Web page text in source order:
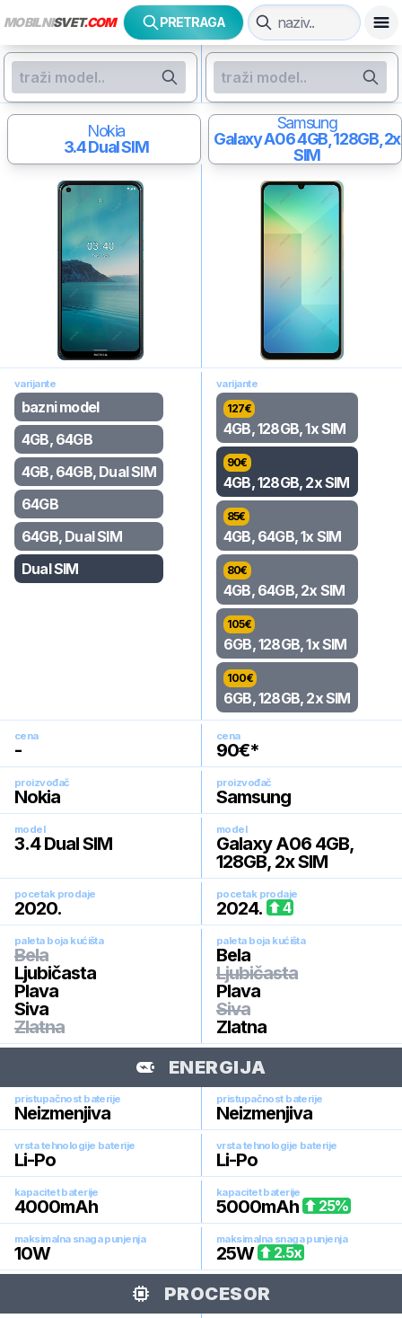
MOBILNISVET.COM PRETRAGA
Nokia
3.4Dual SIM
Samsung
Galaxy A064GB, 128GB, 2x
SIM
varijante
bazni model
4GB, 64GB
4GB, 64GB, Dual SIM
64GB
64GB, Dual SIM
Dual SIM
varijante
127€
4GB, 128GB, 1x SIM
90€
4GB, 128GB, 2x SIM
85€
4GB, 64GB, 1x SIM
80€
4GB, 64GB, 2x SIM
105€
6GB, 128GB, 1x SIM
100€
6GB, 128GB, 2x SIM
cena
-
cena
90€*
proizvođač
Nokia
proizvođač
Samsung
model
3.4 Dual SIM
model
Galaxy A06 4GB,
128GB, 2x SIM
pocetak prodaje
2020.
pocetak prodaje
2024. 4
paleta boja kućišta
Bela
Ljubičasta
Plava
Siva
Zlatna
paleta boja kućišta
Bela
Ljubičasta
Plava
Siva
Zlatna
ENERGIJA
pristupačnost baterije
Neizmenjiva
pristupačnost baterije
Neizmenjiva
vrsta tehnologije baterije
Li-Po
vrsta tehnologije baterije
Li-Po
kapacitet baterije
4000mAh
kapacitet baterije
5000mAh 25%
maksimalna snaga punjenja
10W
maksimalna snaga punjenja
25W 2.5x
PROCESOR